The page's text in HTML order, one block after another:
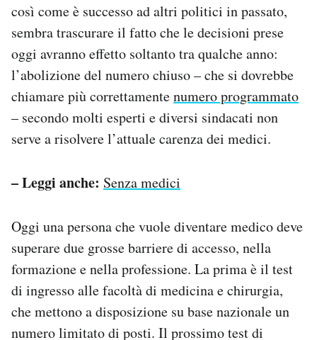
così come è successo ad altri politici in passato,
sembra trascurare il fatto che le decisioni prese
oggi avranno effetto soltanto tra qualche anno:
l’abolizione del numero chiuso – che si dovrebbe
chiamare più correttamentenumero programmato
– secondo molti esperti e diversi sindacati non
serve a risolvere l’attuale carenza dei medici.
– Leggi anche: Senza medici
Oggi una persona che vuole diventare medico deve
superare due grosse barriere di accesso, nella
formazione e nella professione. La prima è il test
di ingresso alle facoltà di medicina e chirurgia,
che mettono a disposizione su base nazionale un
numero limitato di posti. Il prossimo test di